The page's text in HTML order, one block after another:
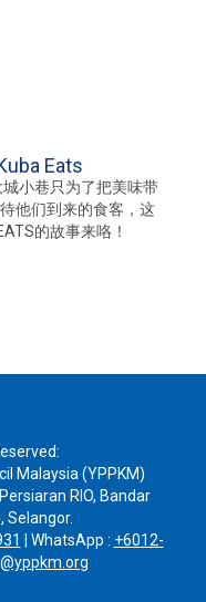
Eats
小巷只为了把美味带
他们到来的食客，这
的故事来咯！
Malaysia (YPPKM)
RIO, Bandar
Selangor.
| WhatsApp : ‪ +6012-